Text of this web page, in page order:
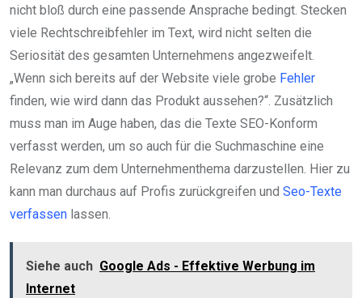
nicht bloß durch eine passende Ansprache bedingt. Stecken
viele Rechtschreibfehler im Text, wird nicht selten die
Seriosität des gesamten Unternehmens angezweifelt.
„Wenn sich bereits auf der Website viele grobe Fehler
finden, wie wird dann das Produkt aussehen?“. Zusätzlich
muss man im Auge haben, das die Texte SEO-Konform
verfasst werden, um so auch für die Suchmaschine eine
Relevanz zum dem Unternehmenthema darzustellen. Hier zu
kann man durchaus auf Profis zurückgreifen und Seo-Texte
verfassen lassen.
Siehe auch Google Ads - Effektive Werbung im
Internet